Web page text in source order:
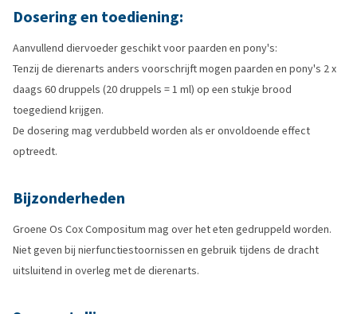
Dosering en toediening:
Aanvullend diervoeder geschikt voor paarden en pony's:
Tenzij de dierenarts anders voorschrijft mogen paarden en pony's 2 x
daags 60 druppels (20 druppels = 1 ml) op een stukje brood
toegediend krijgen.
De dosering mag verdubbeld worden als er onvoldoende effect
optreedt.
Bijzonderheden
Groene Os Cox Compositum mag over het eten gedruppeld worden.
Niet geven bij nierfunctiestoornissen en gebruik tijdens de dracht
uitsluitend in overleg met de dierenarts.